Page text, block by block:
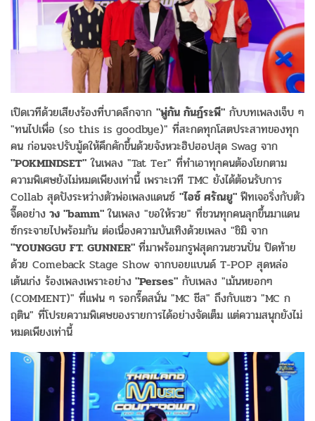
เปิดเวทีด้วยเสียงร้องที่บาดลึกจาก "พู่กัน กันฏ์ระพี" กับบทเพลงเจ็บ ๆ
"ทนไปเพื่อ (so this is goodbye)" ที่สะกดทุกโสตประสาทของทุก
คน ก่อนจะปรับมู้ดให้คึกคักขึ้นด้วยจังหวะฮิปฮอปสุด Swag จาก
"POKMINDSET" ในเพลง "Tat Ter" ที่ทำเอาทุกคนต้องโยกตาม
ความพิเศษยังไม่หมดเพียงเท่านี้ เพราะเวที TMC ยังได้ต้อนรับการ
Collab สุดปังระหว่างตัวพ่อเพลงแดนซ์ "ไอซ์ ศรัณยู" ฟีทเจอริ่งกับตัว
จี๊ดอย่าง วง "bamm"ในเพลง "ขอให้รวย" ที่ชวนทุกคนลุกขึ้นมาแดน
ซ์กระจายไปพร้อมกัน ต่อเนื่องความบันเทิงด้วยเพลง "ชิมิ จาก
"YOUNGGU FT. GUNNER" ที่มาพร้อมกรูฟสุดกวนชวนปั่น ปิดท้าย
ด้วย Comeback Stage Show จากบอยแบนด์ T-POP สุดหล่อ
เต้นเก่ง ร้องเพลงเพราะอย่าง "Perses" กับเพลง "เม้นหยอกๆ
(COMMENT)" ที่แฟน ๆ รอกรี๊ดสนั่น "MC ชีส" ถึงกับแซว "MC ก
ฤติน" ที่โปรยความพิเศษของรายการได้อย่างจัดเต็ม แต่ความสนุกยังไม่
หมดเพียงเท่านี้